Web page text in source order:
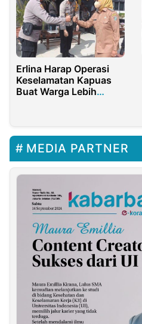
Erlina Harap Operasi
Keselamatan Kapuas
Buat Warga Lebih
MEDIA PARTNER